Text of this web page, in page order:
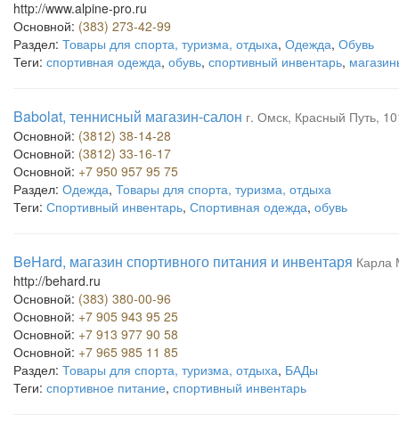
http://www.alpine-pro.ru
Основной: (383) 273-42-99
Раздел: Товары для спорта, туризма, отдыха, Одежда, Обувь
Теги: спортивная одежда, обувь, спортивный инвентарь,
Babolat, теннисный магазин-салон г. Омск, Красный Путь,
Основной: (3812) 38-14-28
Основной: (3812) 33-16-17
Основной: +7 950 957 95 75
Раздел: Одежда, Товары для спорта, туризма, отдыха
Теги: Спортивный инвентарь, Спортивная одежда, обувь
BeHard, магазин спортивного питания и инвентаря Карла
http://behard.ru
Основной: (383) 380-00-96
Основной: +7 905 943 95 25
Основной: +7 913 977 90 58
Основной: +7 965 985 11 85
Раздел: Товары для спорта, туризма, отдыха, БАДы
Теги: спортивное питание, спортивный инвентарь